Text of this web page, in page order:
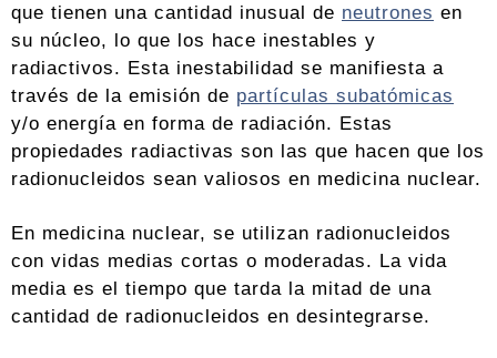
que tienen una cantidad inusual de neutrones en
su núcleo, lo que los hace inestables y
radiactivos. Esta inestabilidad se manifiesta a
través de la emisión de partículas subatómicas
y/o energía en forma de radiación. Estas
propiedades radiactivas son las que hacen que los
radionucleidos sean valiosos en medicina nuclear.
En medicina nuclear, se utilizan radionucleidos
con vidas medias cortas o moderadas. La vida
media es el tiempo que tarda la mitad de una
cantidad de radionucleidos en desintegrarse.